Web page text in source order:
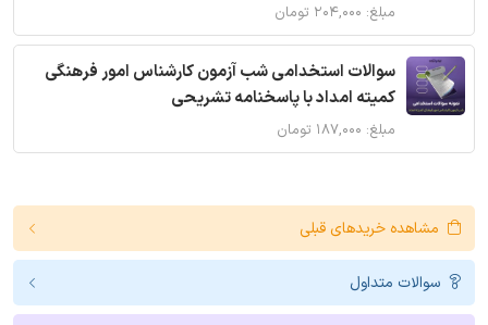
مبلغ: ۲۰۴,۰۰۰ تومان
سوالات استخدامی شب آزمون کارشناس امور فرهنگی
کمیته امداد با پاسخنامه تشریحی
مبلغ: ۱۸۷,۰۰۰ تومان
مشاهده خریدهای قبلی
سوالات متداول